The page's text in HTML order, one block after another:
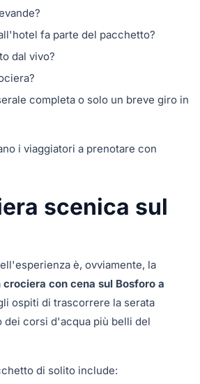
fa parte del pacchetto?
dal vivo?
completa o solo un breve giro in
i viaggiatori a prenotare con
scenica sul
è, ovviamente, la
crociera con cena sul Bosforo a
ospiti di trascorrere la serata
dei corsi d'acqua più belli del
di solito include: